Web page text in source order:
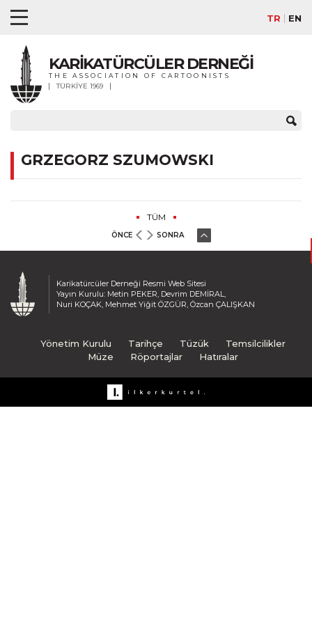
TR EN
KARİKATÜRCÜLER DERNEĞİ
THE ASSOCIATION OF CARTOONISTS
TÜRKİYE 1969
GRZEGORZ SZUMOWSKI
TÜM
ÖNCE SONRA
Karikatürcüler Derneği Resmi Web Sitesi
Yayın Kurulu: Metin PEKER, Devrim DEMİRAL,
Nuri KOÇAK, Mehmet Yiğit ÖZGÜR, Özcan ÇALIŞKAN
Yönetim Kurulu Tarihçe Tüzük
Temsilcilikler
Müze
Röportajlar Hatıralar